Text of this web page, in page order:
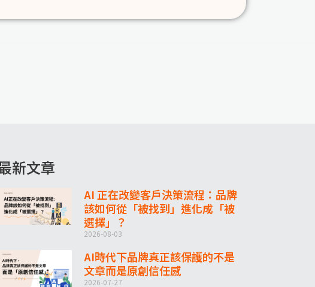
新文章
AI 正在改變客戶決策流程：品牌
該如何從「被找到」進化成「被
選擇」？
2026-08-03
AI時代下品牌真正該保護的不是
文章而是原創信任感
2026-07-27